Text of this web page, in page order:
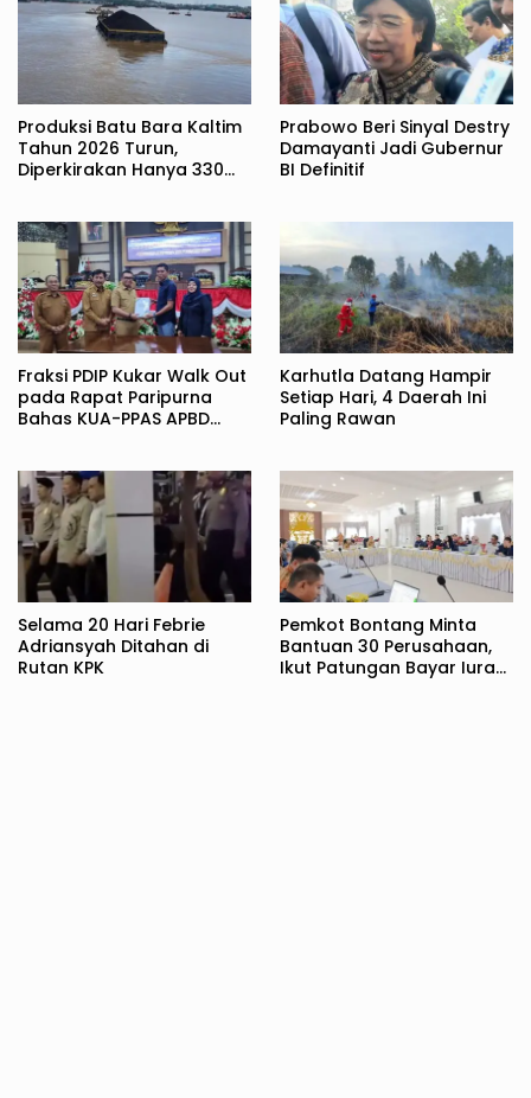
Produksi Batu Bara Kaltim
Tahun 2026 Turun,
Diperkirakan Hanya 330
Prabowo Beri Sinyal Destry
Damayanti Jadi Gubernur
BI Definitif
Fraksi PDIP Kukar Walk Out
pada Rapat Paripurna
Bahas KUA-PPAS APBD
Karhutla Datang Hampir
Setiap Hari, 4 Daerah Ini
Paling Rawan
Selama 20 Hari Febrie
Adriansyah Ditahan di
Rutan KPK
Pemkot Bontang Minta
Bantuan 30 Perusahaan,
Ikut Patungan Bayar Iuran